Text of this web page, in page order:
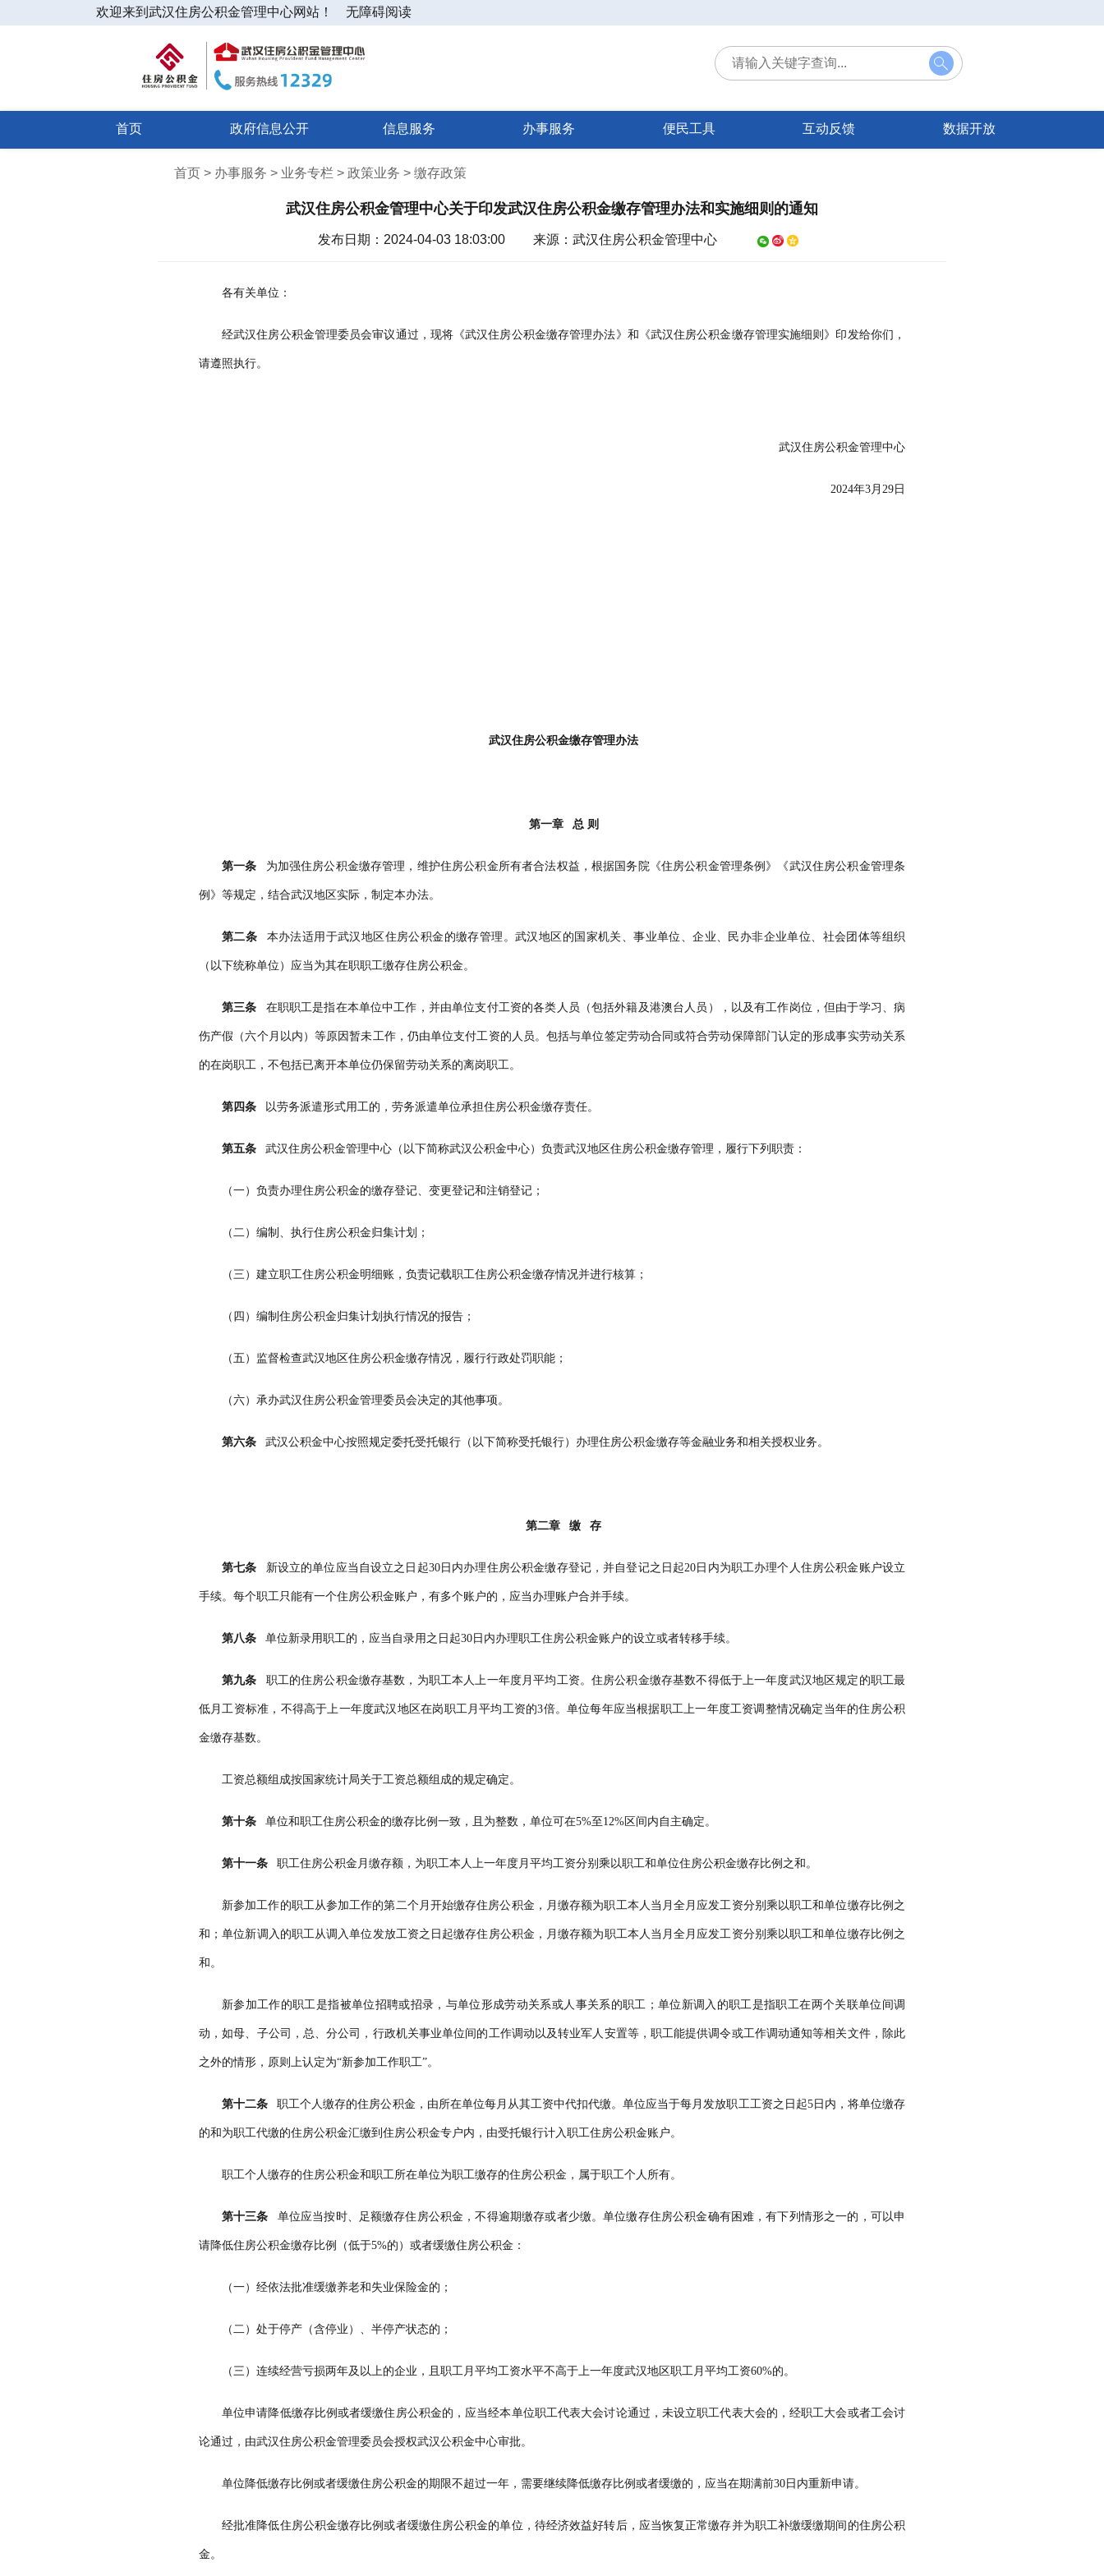
欢迎来到武汉住房公积金管理中心网站！ 无障碍阅读
首页 政府信息公开 信息服务 办事服务 便民工具 互动反馈 数据开放
首页 > 办事服务 > 业务专栏 > 政策业务 > 缴存政策
武汉住房公积金管理中心关于印发武汉住房公积金缴存管理办法和实施细则的通知
发布日期：2024-04-03 18:03:00 来源：武汉住房公积金管理中心   
各有关单位：
经武汉住房公积金管理委员会审议通过，现将《武汉住房公积金缴存管理办法》和《武汉住房公积金缴存管理实施细则》印发给你们，
请遵照执行。
武汉住房公积金管理中心
2024年3月29日
武汉住房公积金缴存管理办法
第一章 总 则
第一条 为加强住房公积金缴存管理，维护住房公积金所有者合法权益，根据国务院《住房公积金管理条例》《武汉住房公积金管理条
例》等规定，结合武汉地区实际，制定本办法。
第二条 本办法适用于武汉地区住房公积金的缴存管理。武汉地区的国家机关、事业单位、企业、民办非企业单位、社会团体等组织
（以下统称单位）应当为其在职职工缴存住房公积金。
第三条 在职职工是指在本单位中工作，并由单位支付工资的各类人员（包括外籍及港澳台人员），以及有工作岗位，但由于学习、病
伤产假（六个月以内）等原因暂未工作，仍由单位支付工资的人员。包括与单位签定劳动合同或符合劳动保障部门认定的形成事实劳动关系
的在岗职工，不包括已离开本单位仍保留劳动关系的离岗职工。
第四条 以劳务派遣形式用工的，劳务派遣单位承担住房公积金缴存责任。
第五条 武汉住房公积金管理中心（以下简称武汉公积金中心）负责武汉地区住房公积金缴存管理，履行下列职责：
（一）负责办理住房公积金的缴存登记、变更登记和注销登记；
（二）编制、执行住房公积金归集计划；
（三）建立职工住房公积金明细账，负责记载职工住房公积金缴存情况并进行核算；
（四）编制住房公积金归集计划执行情况的报告；
（五）监督检查武汉地区住房公积金缴存情况，履行行政处罚职能；
（六）承办武汉住房公积金管理委员会决定的其他事项。
第六条 武汉公积金中心按照规定委托受托银行（以下简称受托银行）办理住房公积金缴存等金融业务和相关授权业务。
第二章 缴 存
第七条 新设立的单位应当自设立之日起30日内办理住房公积金缴存登记，并自登记之日起20日内为职工办理个人住房公积金账户设立
手续。每个职工只能有一个住房公积金账户，有多个账户的，应当办理账户合并手续。
第八条 单位新录用职工的，应当自录用之日起30日内办理职工住房公积金账户的设立或者转移手续。
第九条 职工的住房公积金缴存基数，为职工本人上一年度月平均工资。住房公积金缴存基数不得低于上一年度武汉地区规定的职工最
低月工资标准，不得高于上一年度武汉地区在岗职工月平均工资的3倍。单位每年应当根据职工上一年度工资调整情况确定当年的住房公积
金缴存基数。
工资总额组成按国家统计局关于工资总额组成的规定确定。
第十条 单位和职工住房公积金的缴存比例一致，且为整数，单位可在5%至12%区间内自主确定。
第十一条 职工住房公积金月缴存额，为职工本人上一年度月平均工资分别乘以职工和单位住房公积金缴存比例之和。
新参加工作的职工从参加工作的第二个月开始缴存住房公积金，月缴存额为职工本人当月全月应发工资分别乘以职工和单位缴存比例之
和；单位新调入的职工从调入单位发放工资之日起缴存住房公积金，月缴存额为职工本人当月全月应发工资分别乘以职工和单位缴存比例之
和。
新参加工作的职工是指被单位招聘或招录，与单位形成劳动关系或人事关系的职工；单位新调入的职工是指职工在两个关联单位间调
动，如母、子公司，总、分公司，行政机关事业单位间的工作调动以及转业军人安置等，职工能提供调令或工作调动通知等相关文件，除此
之外的情形，原则上认定为“新参加工作职工”。
第十二条 职工个人缴存的住房公积金，由所在单位每月从其工资中代扣代缴。单位应当于每月发放职工工资之日起5日内，将单位缴存
的和为职工代缴的住房公积金汇缴到住房公积金专户内，由受托银行计入职工住房公积金账户。
职工个人缴存的住房公积金和职工所在单位为职工缴存的住房公积金，属于职工个人所有。
第十三条 单位应当按时、足额缴存住房公积金，不得逾期缴存或者少缴。单位缴存住房公积金确有困难，有下列情形之一的，可以申
请降低住房公积金缴存比例（低于5%的）或者缓缴住房公积金：
（一）经依法批准缓缴养老和失业保险金的；
（二）处于停产（含停业）、半停产状态的；
（三）连续经营亏损两年及以上的企业，且职工月平均工资水平不高于上一年度武汉地区职工月平均工资60%的。
单位申请降低缴存比例或者缓缴住房公积金的，应当经本单位职工代表大会讨论通过，未设立职工代表大会的，经职工大会或者工会讨
论通过，由武汉住房公积金管理委员会授权武汉公积金中心审批。
单位降低缴存比例或者缓缴住房公积金的期限不超过一年，需要继续降低缴存比例或者缓缴的，应当在期满前30日内重新申请。
经批准降低住房公积金缴存比例或者缓缴住房公积金的单位，待经济效益好转后，应当恢复正常缴存并为职工补缴缓缴期间的住房公积
金。